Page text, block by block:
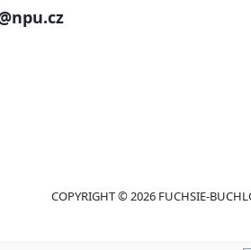
COPYRIGHT © 2026 FUCHSIE-